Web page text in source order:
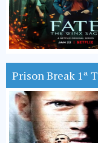
Prison Break 1ª